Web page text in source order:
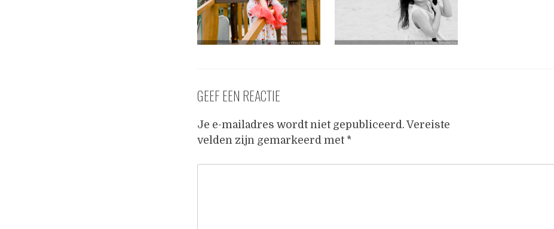
GEEF EEN REACTIE
Je e-mailadres wordt niet gepubliceerd. Vereiste
velden zijn gemarkeerd met *